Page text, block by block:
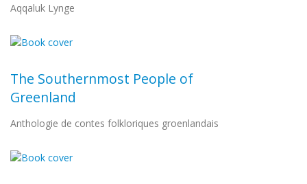
Aqqaluk Lynge
The Southernmost People of
Greenland
Anthologie de contes folkloriques groenlandais